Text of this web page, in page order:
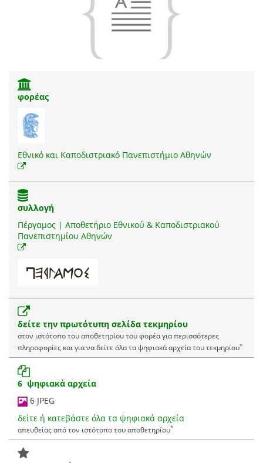
φορέας
Εθνικό και Καποδιστριακό Πανεπιστήμιο Αθηνών
συλλογή
Πέργαμος | Αποθετήριο Εθνικού & Καποδιστριακού
Πανεπιστημίου Αθηνών
δείτε την πρωτότυπη σελίδα τεκμηρίου
στον ιστότοπο του αποθετηρίου του φορέα για περισσότερες
πληροφορίες και για να δείτε όλα τα ψηφιακά αρχεία του τεκμηρίου*
6 ψηφιακά αρχεία
6 JPEG
δείτε ή κατεβάστε όλα τα ψηφιακά αρχεία
απευθείας από τον ιστότοπο του αποθετηρίου*